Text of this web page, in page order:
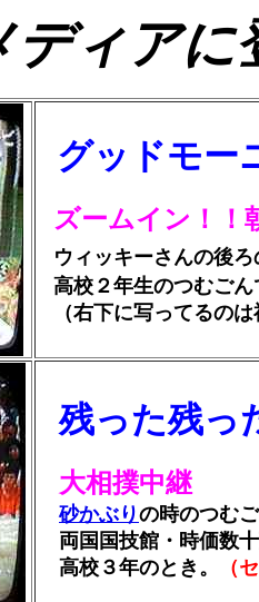
ィアに
グッドモー
ズームイン！！
ウィッキーさんの後ろ
高校２年生のつむごん
（右下に写ってるのは
残った残っ
大相撲中継
砂かぶりの時のつむ
両国国技館・時価数十
高校３年のとき。
（